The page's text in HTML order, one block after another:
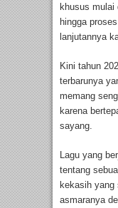
khusus mulai
hingga
lanjutannya
Kini tahun
terbarunya
memang
karena
sayang.
Lagu yang
tentang
kekasih yang
asmaranya